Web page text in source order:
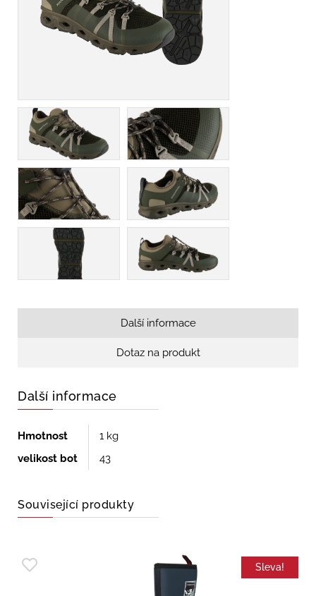
Další informace
Dotaz na produkt
Další informace
Hmotnost
1 kg
velikost bot
43
Související produkty
Sleva!